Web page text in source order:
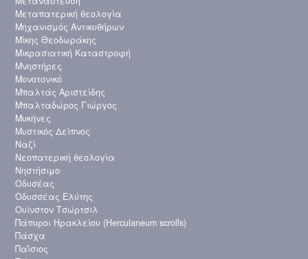
Μεταπατερική θεολογία
Μηχανισμός Αντικυθήρων
Μίκης Θεοδωράκης
Μικρασιατική Καταστροφή
Μνηστήρες
Μονοτονικό
Μπαλτάς Αριστείδης
Μπαλταδώρος Γιώργος
Μυκήνες
Μυστικός Δείπνος
Ναζί
Νεοπατερική θεολογία
Νηστήσιμο
Οδυσέας
Οδυσσέας Ελύτης
Ουίνστον Τσώρτσιλ
Πάπυροι Ηρακλείου (Herculaneum scrolls)
Πάσχα
Παΐσιος